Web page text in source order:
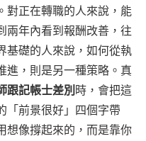
對正在轉職的人來說，能
兩年內看到報酬改善，往
基礎的人來說，如何從執
進，則是另一種策略。真
跟記帳士差別 時，會把這
「前景很好」四個字帶
想像撐起來的，而是靠你